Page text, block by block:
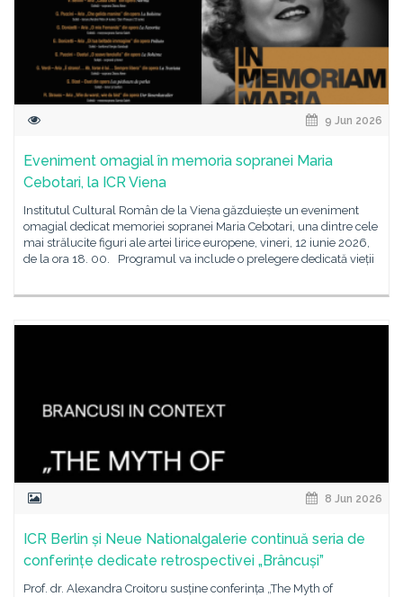
9 Jun 2026
Eveniment omagial în memoria sopranei Maria
Cebotari, la ICR Viena
Institutul Cultural Român de la Viena găzduiește un eveniment
omagial dedicat memoriei sopranei Maria Cebotari, una dintre cele
mai strălucite figuri ale artei lirice europene, vineri, 12 iunie 2026,
de la ora 18. 00. Programul va include o prelegere dedicată vieții
8 Jun 2026
ICR Berlin și Neue Nationalgalerie continuă seria de
conferințe dedicate retrospectivei „Brâncuși”
Prof. dr. Alexandra Croitoru susține conferința „The Myth of